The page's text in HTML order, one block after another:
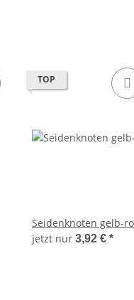
TOP
Seidenknoten gelb-
jetzt nur 3,92 € *